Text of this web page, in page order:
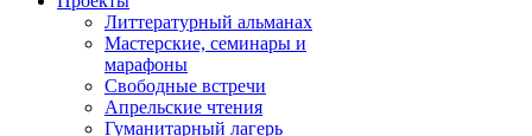
Литтературный альманах
Мастерские, семинары и
марафоны
Свободные встречи
Апрельские чтения
Гуманитарный лагерь